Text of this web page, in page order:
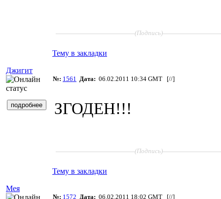
(Подпись)
Тему в закладки
Джигит
№: 1561 Дата: 06.02.2011 10:34 GMT [//]
ЗГОДЕН!!!
(Подпись)
Тему в закладки
Мея
№: 1572 Дата: 06.02.2011 18:02 GMT [//]